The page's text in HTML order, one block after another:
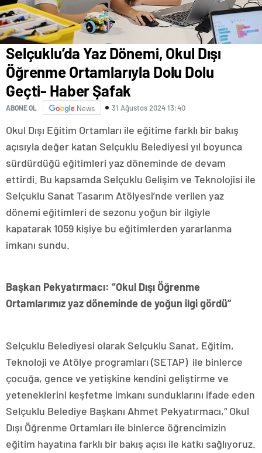
Selçuklu’da Yaz Dönemi, Okul Dışı
Öğrenme Ortamlarıyla Dolu Dolu
Geçti- Haber Şafak
ABONE OL News 31 Ağustos 2024 13:40
Okul Dışı Eğitim Ortamları ile eğitime farklı bir bakış
açısıyla değer katan Selçuklu Belediyesi yıl boyunca
sürdürdüğü eğitimleri yaz döneminde de devam
ettirdi. Bu kapsamda Selçuklu Gelişim ve Teknolojisi ile
Selçuklu Sanat Tasarım Atölyesi’nde verilen yaz
dönemi eğitimleri de sezonu yoğun bir ilgiyle
kapatarak 1059 kişiye bu eğitimlerden yararlanma
imkanı sundu.
Başkan Pekyatırmacı: “Okul Dışı Öğrenme
Ortamlarımız yaz döneminde de yoğun ilgi gördü”
Selçuklu Belediyesi olarak Selçuklu Sanat, Eğitim,
Teknoloji ve Atölye programları (SETAP) ile binlerce
çocuğa, gence ve yetişkine kendini geliştirme ve
yeteneklerini keşfetme imkanı sunduklarını ifade eden
Selçuklu Belediye Başkanı Ahmet Pekyatırmacı,“ Okul
Dışı Öğrenme Ortamları ile binlerce öğrencimizin
eğitim hayatına farklı bir bakış açısı ile katkı sağlıyoruz.